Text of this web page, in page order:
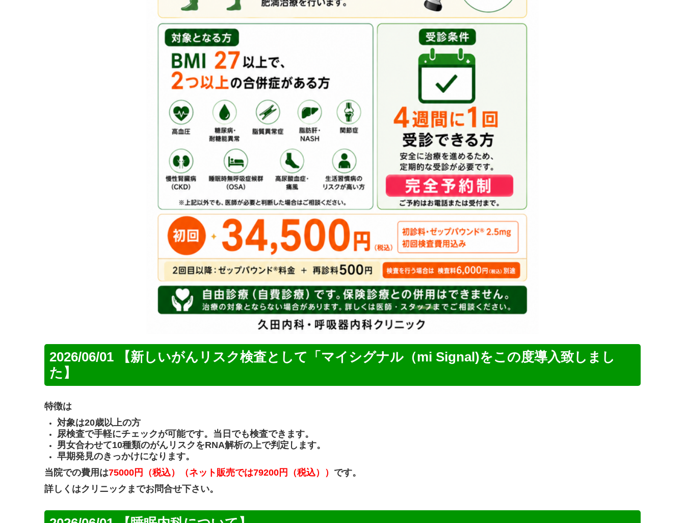
2026/06/01 【新しいがんリスク検査として「マイシグナル（mi Signal)をこの度導入致しまし
た】
特徴は
対象は20歳以上の方
尿検査で手軽にチェックが可能です。当日でも検査できます。
男女合わせて10種類のがんリスクをRNA解析の上で判定します。
早期発見のきっかけになります。
当院での費用は75000円（税込）（ネット販売では79200円（税込）） です。
詳しくはクリニックまでお問合せ下さい。